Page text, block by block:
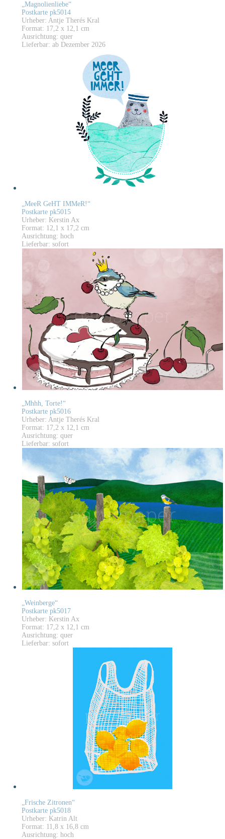
„Magnolienliebe“
Postkarte pk5014
Urheber: Antje Therés Kral
Format: 17,2 x 12,1 cm
Ausrichtung: quer
Lieferbar: ab Dezember 2026
„MeeR GeHT IMMeR!“
Postkarte pk5015
Urheber: Kerstin Ax
Format: 12,1 x 17,2 cm
Ausrichtung: hoch
Lieferbar: sofort
„Mhhh, Torte!“
Postkarte pk5016
Urheber: Antje Therés Kral
Format: 17,2 x 12,1 cm
Ausrichtung: quer
Lieferbar: sofort
„Weinberge“
Postkarte pk5017
Urheber: Kerstin Ax
Format: 17,2 x 12,1 cm
Ausrichtung: quer
Lieferbar: sofort
„Frische Zitronen“
Postkarte pk5018
Urheber: Katrin Alt
Format: 11,8 x 16,8 cm
Ausrichtung: hoch